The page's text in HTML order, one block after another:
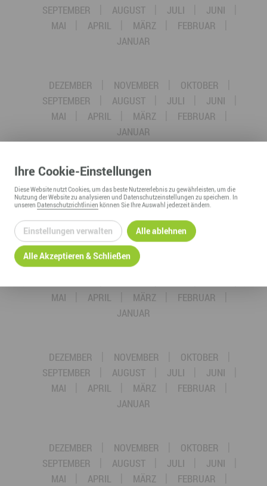
SEPTEMBER
AUGUST JULI
JUNI
MAI
APRIL MÄRZ
FEBRUAR
JANUAR
DEZEMBER NOVEMBER
OKTOBER
SEPTEMBER
AUGUST JULI
JUNI
MAI
APRIL MÄRZ
FEBRUAR
JANUAR
DEZEMBER NOVEMBER
SEPTEMBER
AUGUST JULI
JUNI
MAI
APRIL MÄRZ
FEBRUAR
JANUAR
DEZEMBER NOVEMBER
MAI
APRIL MÄRZ
FEBRUAR
JANUAR
DEZEMBER NOVEMBER
OKTOBER
SEPTEMBER
AUGUST JULI
JUNI
MAI
APRIL MÄRZ
FEBRUAR
JANUAR
DEZEMBER NOVEMBER
OKTOBER
SEPTEMBER
AUGUST JULI
JUNI
MAI
APRIL MÄRZ
FEBRUAR
Ihre Cookie-Einstellungen
DieseWebsitenutzt Cookies, um das beste Nutzererlebnis zu gewährleisten, um die
Nutzung derWebsitezu analysieren und Datenschutzeinstellungen zu speichern. In
unseren Datenschutzrichtlinien können Sie Ihre Auswahl jederzeit ändern.
Einstellungen verwalten Alle ablehnen
Alle Akzeptieren & Schließen